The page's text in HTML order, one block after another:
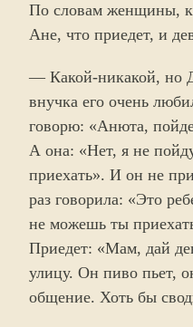
По словам женщины,
Ане, что приедет, и
— Какой-никакой, но
внучка его очень
говорю: «Анюта,
А она: «Нет, я не
приехать». И он не
раз говорила: «Это
не можешь ты
Приедет: «Мам, дай
улицу. Он пиво пьет,
общение. Хоть бы